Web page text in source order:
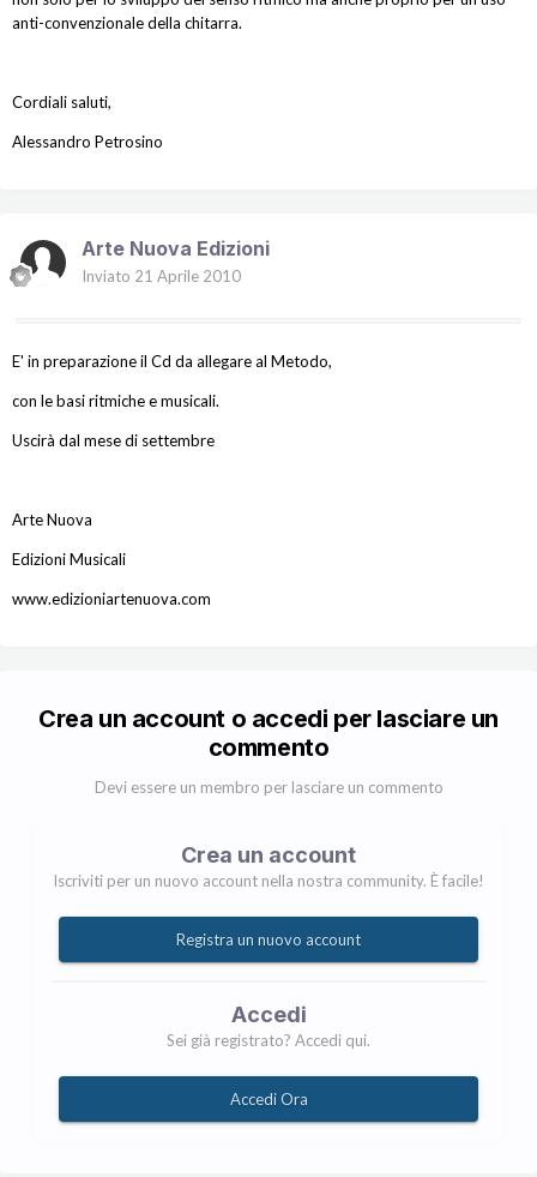
anti-convenzionale della chitarra.
Cordiali saluti,
Alessandro Petrosino
Arte Nuova Edizioni
Inviato 21 Aprile 2010
E' in preparazione il Cd da allegare al Metodo,
con le basi ritmiche e musicali.
Uscirà dal mese di settembre
Arte Nuova
Edizioni Musicali
www.edizioniartenuova.com
Crea un account o accedi per lasciare un
commento
Devi essere un membro per lasciare un commento
Crea un account
Iscriviti per un nuovo account nella nostra community. È facile!
Registra un nuovo account
Accedi
Sei già registrato? Accedi qui.
Accedi Ora